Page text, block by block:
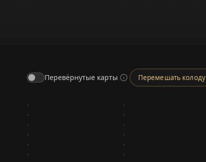
Перевёрнутые карты Перемешать колоду